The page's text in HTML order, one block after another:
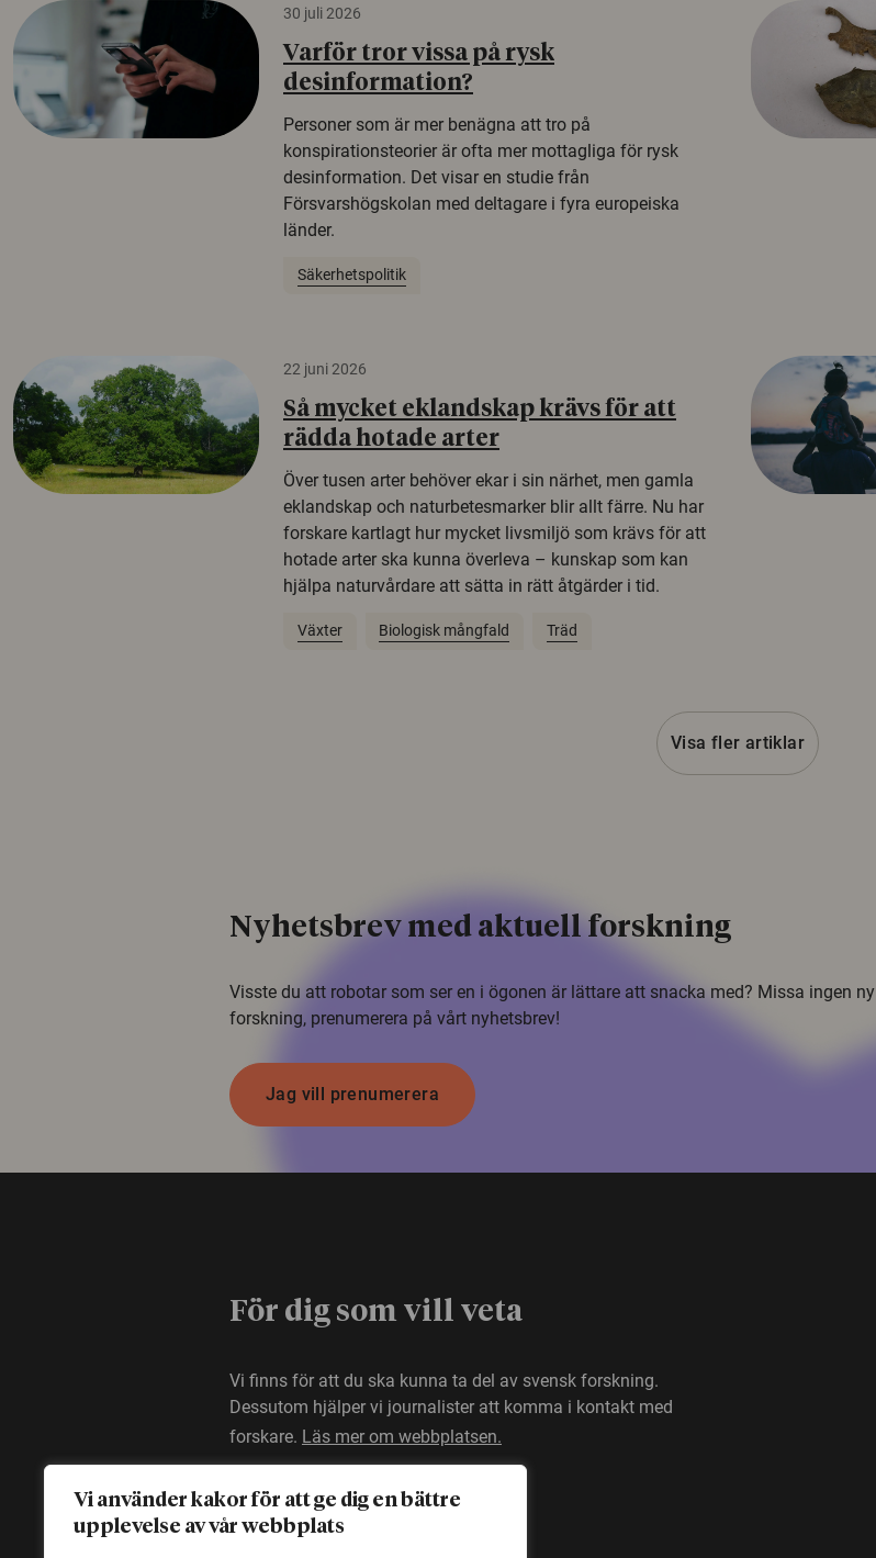
Vi använder kakor för att ge dig en bättre
upplevelse av vår webbplats
30 juli 2026
Varför tror vissa på rysk
desinformation?
Personer som är mer benägna att tro på
konspirationsteorier är ofta mer mottagliga för rysk
desinformation. Det visar en studie från
Försvarshögskolan med deltagare i fyra europeiska
länder.
Säkerhetspolitik
22 juni 2026
Så mycket eklandskap krävs för att
rädda hotade arter
Över tusen arter behöver ekar i sin närhet, men gamla
eklandskap och naturbetesmarker blir allt färre. Nu har
forskare kartlagt hur mycket livsmiljö som krävs för att
hotade arter ska kunna överleva – kunskap som kan
hjälpa naturvårdare att sätta in rätt åtgärder i tid.
Växter Biologisk mångfald Träd
Visa fler artiklar
Nyhetsbrev med aktuell forskning
Visste du att robotar som ser en i ögonen är lättare att snacka med? Missa ingen ny
forskning, prenumerera på vårt nyhetsbrev!
Jag vill prenumerera
För dig som vill veta
Vi finns för att du ska kunna ta del av svensk forskning.
Dessutom hjälper vi journalister att komma i kontakt med
forskare. Läs mer om webbplatsen.